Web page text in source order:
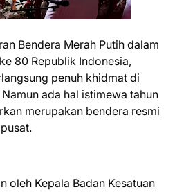
Bendera Merah Putih dalam
80 Republik Indonesia,
penuh khidmat di
ada hal istimewa tahun
merupakan bendera resmi
oleh Kepala Badan Kesatuan